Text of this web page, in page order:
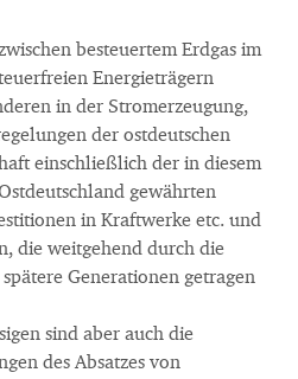
besteuertem Erdgas im
Energieträgern
in der Stromerzeugung,
der ostdeutschen
einschließlich der in diesem
gewährten
in Kraftwerke etc. und
die weitgehend durch die
Generationen getragen
sind aber auch die
des Absatzes von